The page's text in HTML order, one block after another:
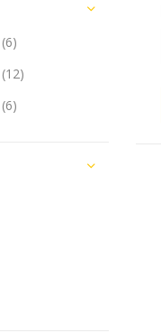
(6)
(12)
(6)